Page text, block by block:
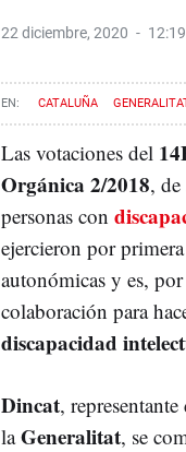
22 diciembre, 2020 12:19
CATALUÑA
Las votaciones del
Orgánica 2/2018,
personas con
ejercieron por
autonómicas y es,
colaboración para
discapacidad
Dincat,
laGeneralitat, se